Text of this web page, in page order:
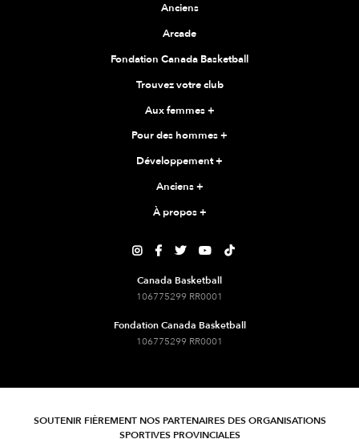
Anciens
Arcade
Fondation Canada Basketball
Trouvez votre club
Aux femmes+
Pour des hommes+
Développement+
Anciens+
À propos+
    
Canada Basketball
106775299 RR0001
Fondation Canada Basketball
106775299 RR0001
SOUTENIR FIÈREMENT NOS PARTENAIRES DES ORGANISATIONS
SPORTIVES PROVINCIALES